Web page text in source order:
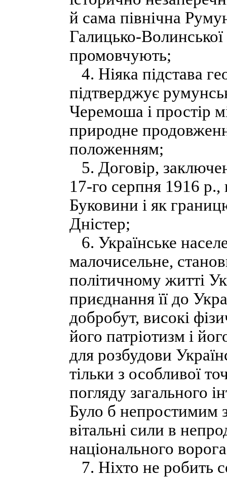
й сама північна
Галицько-
промовчують;
4. Ніяка підстава
підтверджує
Черемоша і простір
природне
положенням;
5. Договір,
17-го серпня 1916 p.,
Буковини і як
Дністер;
6. Українське
малочисельне,
політичному житті
приєднання її до
добробут, високі
його патріотизм і
для розбудови
тільки з особливої
погляду загального
Було б непростимим
вітальні сили в
національного
7. Ніхто не робить